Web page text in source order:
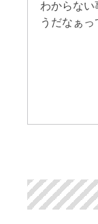
わからな
うだなぁ